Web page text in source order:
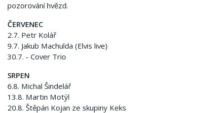
pozorování hvězd.
ČERVENEC
2.7. Petr Kolář
9.7. Jakub Machulda (Elvis live)
30.7. - Cover Trio
SRPEN
6.8. Michal Šindelář
13.8. Martin Motýl
20.8. Štěpán Kojan ze skupiny Keks